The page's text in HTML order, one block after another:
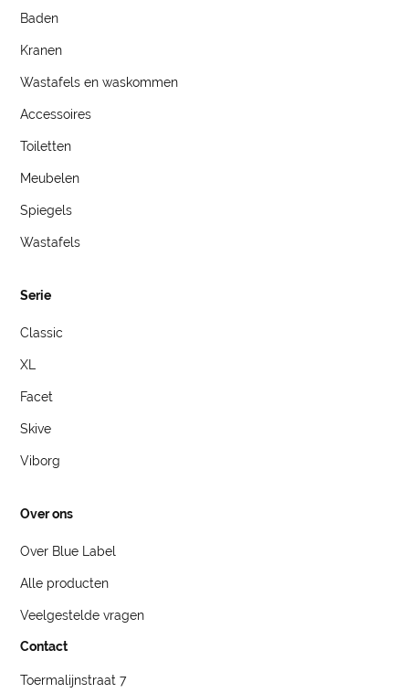
Baden
Kranen
Wastafels en waskommen
Accessoires
Toiletten
Meubelen
Spiegels
Wastafels
Serie
Classic
XL
Facet
Skive
Viborg
Over ons
Over Blue Label
Alle producten
Veelgestelde vragen
Contact
Toermalijnstraat 7